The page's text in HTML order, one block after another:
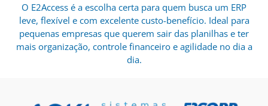
O E2Access é a escolha certa para quem busca um ERP
leve, flexível e com excelente custo-benefício. Ideal para
pequenas empresas que querem sair das planilhas e ter
mais organização, controle financeiro e agilidade no dia a
dia.